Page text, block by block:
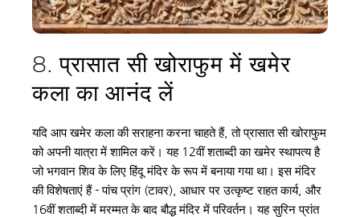
8. प्रासात सी खोराफुम में खमेर
कला का आनंद लें
यदि आप खमेर कला की सराहना करना चाहते हैं, तो प्रासात सी खोराफुम
को अपनी यात्रा में शामिल करें। यह 12वीं शताब्दी का खमेर स्थापत्य है
जो भगवान शिव के लिए हिंदू मंदिर के रूप में बनाया गया था। इस मंदिर
की विशेषताएं हैं - पांच प्रांग (टावर), आधार पर उत्कृष्ट राहत कार्य, और
16वीं शताब्दी में मरम्मत के बाद बौद्ध मंदिर में परिवर्तन। यह सुरिन प्रांत